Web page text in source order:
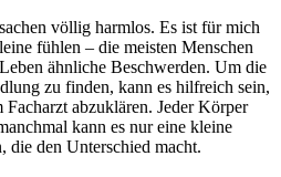
völlig⁤ harmlos. Es ist für mich
fühlen –⁣ die⁢ meisten ‌Menschen
ähnliche ​Beschwerden. Um⁢ die
zu finden, kann es hilfreich sein,
Facharzt abzuklären. Jeder Körper
kann es nur eine kleine
die den Unterschied macht.